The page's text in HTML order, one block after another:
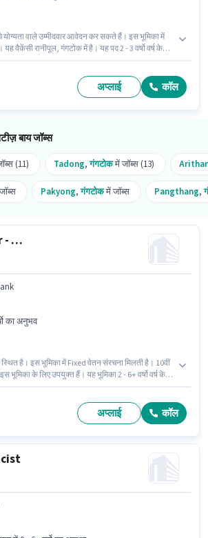
योग्यता वाले उम्मीदवार आवेदन कर सकते हैं। इस भूमिका में
वैकेंसी रानीपूल, गंगटोक में है। यह पद 2 - 3 वर्षो वर्ष के
भूमिका फुल टाइम की है, डे शिफ्ट के साथ और 5 days
अप्लाई कॉल
बाय जॉब्स
(11) Tadong,गंगटोकमें जॉब्स (13)
Pakyong,गंगटोकमें जॉब्स Pangthang,
Personal Banker - Branch Banking (Inbound Customer Service)
का अनुभव
है। इस भूमिका में Fixed वेतन संरचना मिलती है। 10वीं
इस भूमिका के लिए उपयुक्त हैं। यह भूमिका 2 - 6+ वर्षो वर्ष के
Banking (Inbound Customer Service) पद के लिए
अप्लाई कॉल